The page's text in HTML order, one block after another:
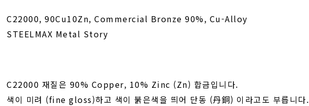
C22000, 90Cu10Zn, Commercial Bronze 90%, Cu-Alloy
STEELMAX Metal Story
C22000 재질은 90% Copper, 10% Zinc (Zn) 합금입니다.
색이 미려 (fine gloss)하고 색이 붉은색을 띄어 단동 (丹銅) 이라고도 부릅니다.